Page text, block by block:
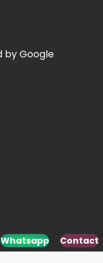
Whatsapp Contact
by Google